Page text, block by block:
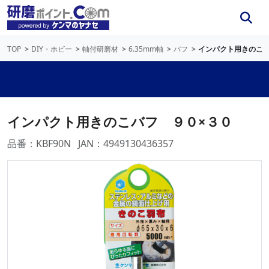
TOP DIY・ホビー 軸付研磨材 6.35mm軸 バフ インパクト用きの
インパクト用きのこバフ ９０×３０
品番：KBF90N JAN：4949130436357